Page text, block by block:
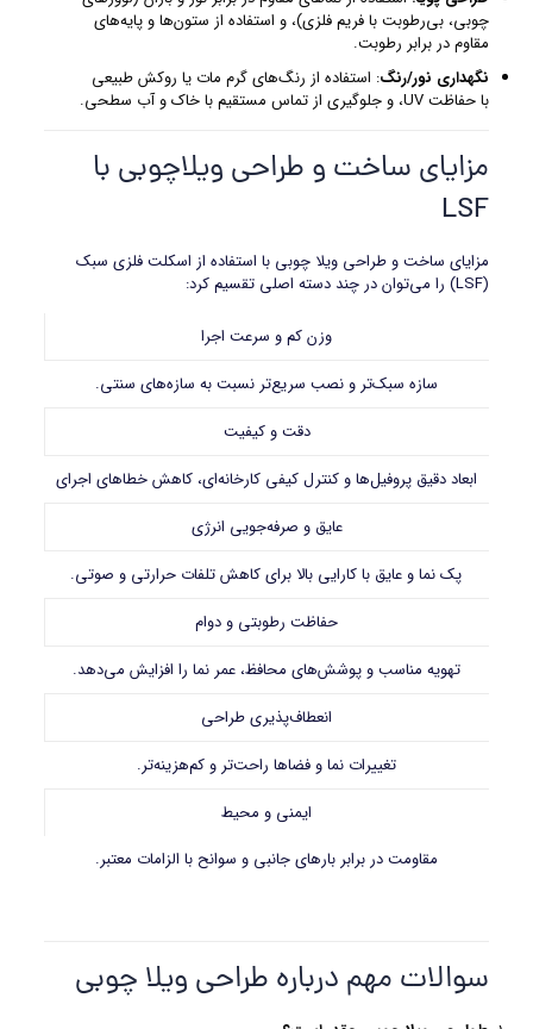
چوبی، بی‌رطوبت با فریم فلزی)، و استفاده از ستون‌ها و پایه‌های
مقاوم در برابر رطوبت.
نگهداری نور/رنگ: استفاده از رنگ‌های گرم مات یا روکش طبیعی
با حفاظت UV، و جلوگیری از تماس مستقیم با خاک و آب سطحی.
مزایای ساخت و طراحی ویلاچوبی با
LSF
مزایای ساخت و طراحی ویلا چوبی با استفاده از اسکلت فلزی سبک
(LSF) را می‌توان در چند دسته اصلی تقسیم کرد:
وزن کم و سرعت اجرا
سازه سبک‌تر و نصب سریع‌تر نسبت به سازه‌های سنتی.
دقت و کیفیت
ابعاد دقیق پروفیل‌ها و کنترل کیفی کارخانه‌ای، کاهش خطاهای اجرای
عایق و صرفه‌جویی انرژی
پک نما و عایق با کارایی بالا برای کاهش تلفات حرارتی و صوتی.
حفاظت رطوبتی و دوام
تهویه مناسب و پوشش‌های محافظ، عمر نما را افزایش می‌دهد.
انعطاف‌پذیری طراحی
تغییرات نما و فضاها راحت‌تر و کم‌هزینه‌تر.
ایمنی و محیط
مقاومت در برابر بارهای جانبی و سوانح با الزامات معتبر.
سوالات مهم درباره طراحی ویلا چوبی